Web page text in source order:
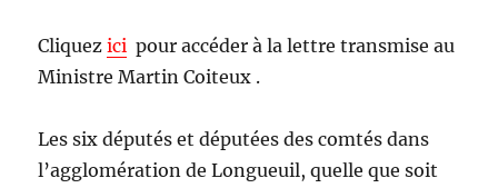
Cliquezici pour accéder à la lettre transmise au
Ministre Martin Coiteux .
Les six députés et députées des comtés dans
l’agglomération de Longueuil, quelle que soit